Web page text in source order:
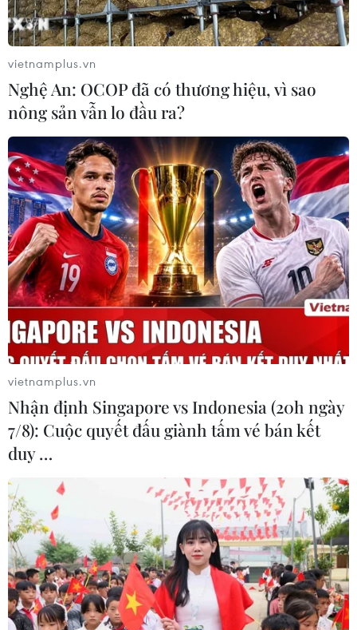
vietnamplus.vn
Nghệ An: OCOP đã có thương hiệu, vì sao
nông sản vẫn lo đầu ra?
vietnamplus.vn
Nhận định Singapore vs Indonesia (20h ngày
7/8): Cuộc quyết đấu giành tấm vé bán kết
duy …